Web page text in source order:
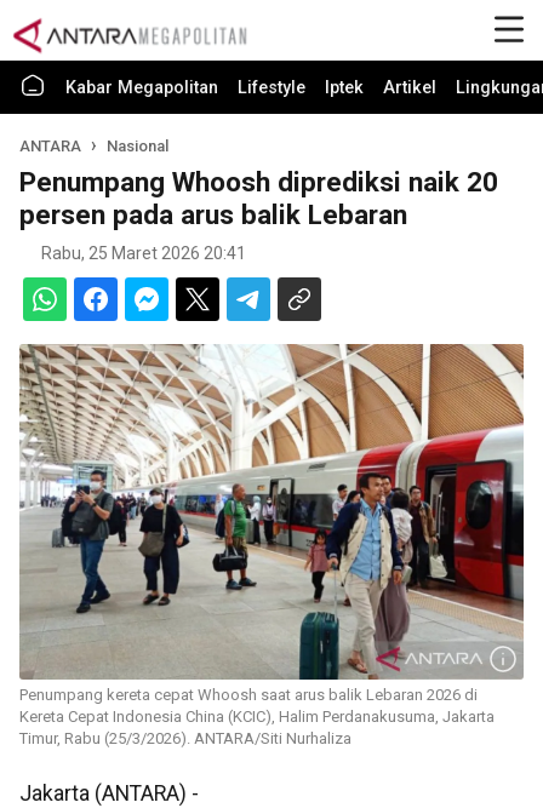
Kabar Megapolitan Lifestyle Iptek Artikel
ANTARA Nasional
Penumpang Whoosh diprediksi naik 20
persen pada arus balik Lebaran
Rabu, 25 Maret 2026 20:41
Penumpang kereta cepat Whoosh saat arus balik Lebaran 2026 di
Kereta Cepat Indonesia China (KCIC), Halim Perdanakusuma, Jakarta
Timur, Rabu (25/3/2026). ANTARA/Siti Nurhaliza
Jakarta (ANTARA) -